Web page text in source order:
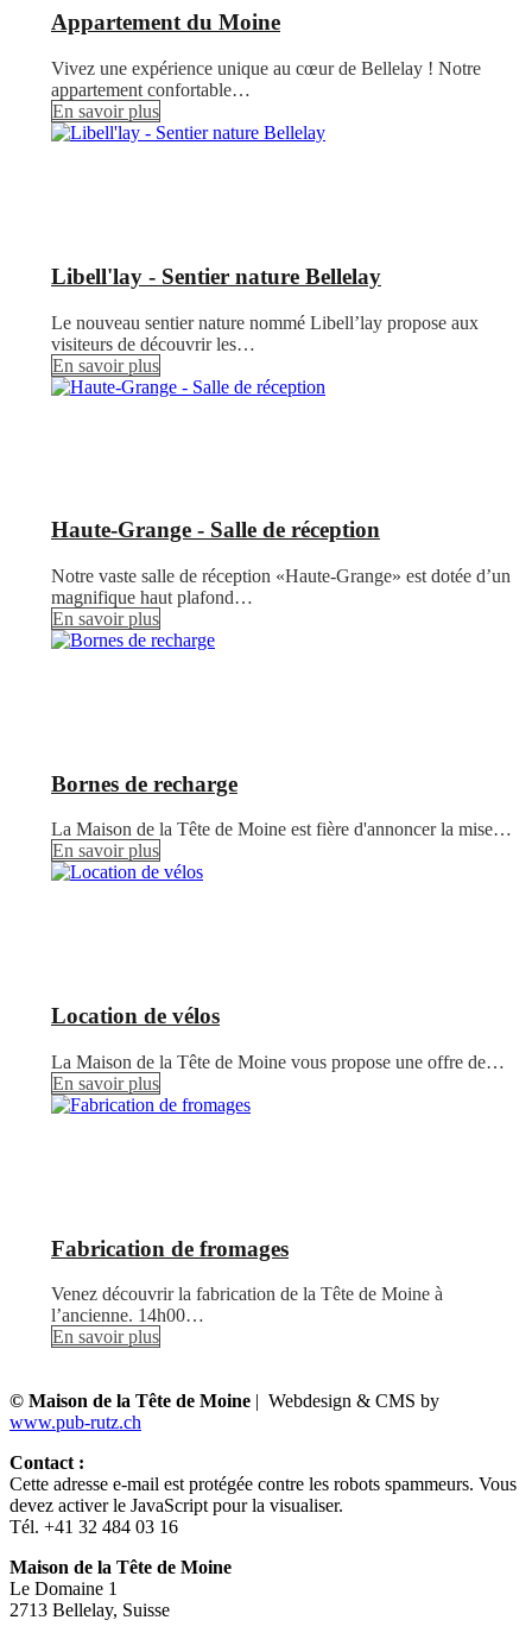
Appartement du Moine
Vivez une expérience unique au cœur de Bellelay ! Notre
appartement confortable…
En savoir plus
Libell'lay - Sentier nature Bellelay
Le nouveau sentier nature nommé Libell’lay propose aux
visiteurs de découvrir les…
En savoir plus
Haute-Grange - Salle de réception
Notre vaste salle de réception «Haute-Grange» est dotée d’un
magnifique haut plafond…
En savoir plus
Bornes de recharge
La Maison de la Tête de Moine est fière d'annoncer la mise…
En savoir plus
Location de vélos
La Maison de la Tête de Moine vous propose une offre de…
En savoir plus
Fabrication de fromages
Venez découvrir la fabrication de la Tête de Moine à
l’ancienne. 14h00…
En savoir plus
© Maison de la Tête de Moine | Webdesign & CMS by
www.pub-rutz.ch
Contact :
Cette adresse e-mail est protégée contre les robots spammeurs. Vous
devez activer le JavaScript pour la visualiser.
Tél. +41 32 484 03 16
Maison de la Tête de Moine
Le Domaine 1
2713 Bellelay, Suisse